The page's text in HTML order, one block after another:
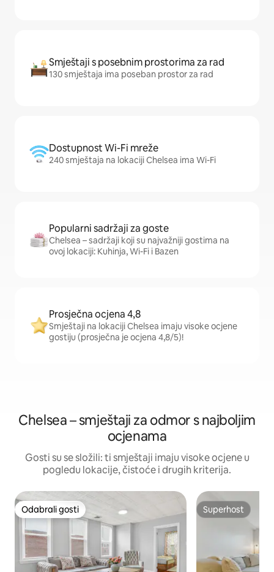
Smještaji s posebnim prostorima za rad
130 smještaja ima poseban prostor za rad
Dostupnost Wi-Fi mreže
240 smještaja na lokaciji Chelsea ima Wi-Fi
Popularni sadržaji za goste
Chelsea – sadržaji koji su najvažniji gostima na
ovoj lokaciji: Kuhinja, Wi-Fi i Bazen
Prosječna ocjena 4,8
Smještaji na lokaciji Chelsea imaju visoke ocjene
gostiju (prosječna je ocjena 4,8/5)!
Chelsea – smještaji za odmor s najboljim
ocjenama
Gosti su se složili: ti smještaji imaju visoke ocjene u
pogledu lokacije, čistoće i drugih kriterija.
Odabrali gosti
Odabrali gosti Superhost
Superhost